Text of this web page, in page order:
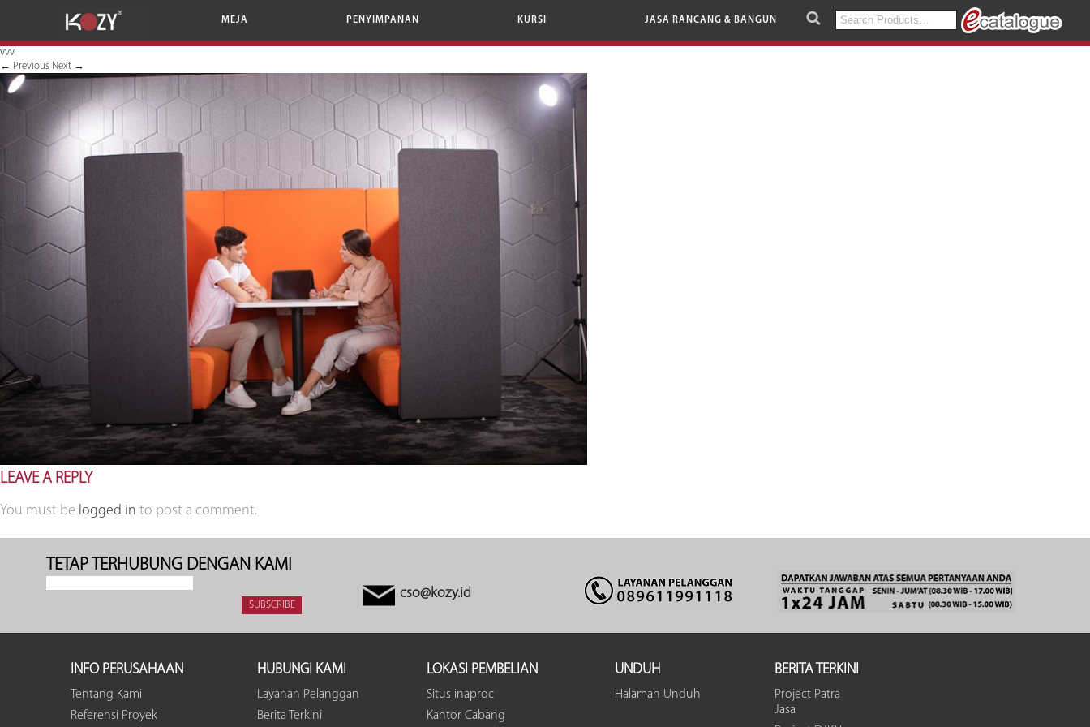
MEJA PENYIMPANAN KURSI JASA RANCANG & BANGUN
Search
vvv
← Previous Next →
LEAVE A REPLY
You must be logged in to post a comment.
TETAP TERHUBUNG DENGAN KAMI
cso@kozy.id
INFO PERUSAHAAN
Tentang Kami
Referensi Proyek
HUBUNGI KAMI
Layanan Pelanggan
Berita Terkini
LOKASI PEMBELIAN
Situs inaproc
Kantor Cabang
UNDUH
Halaman Unduh
BERITA TERKINI
Project Patra
Jasa